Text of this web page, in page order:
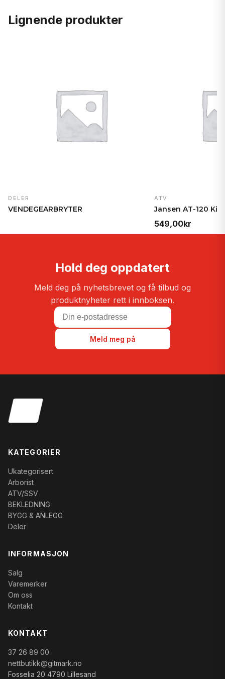
Lignende produkter
DELER
VENDEGEARBRYTER
ATV
549,00kr
Hold deg oppdatert
Meld deg på nyhetsbrevet og få tilbud og
produktnyheter rett i innboksen.
Meld meg på
KATEGORIER
Ukategorisert
Arborist
ATV/SSV
BEKLEDNING
BYGG & ANLEGG
Deler
INFORMASJON
Salg
Varemerker
Om oss
Kontakt
KONTAKT
37 26 89 00
nettbutikk@gitmark.no
Fosselia 20 4790 Lillesand